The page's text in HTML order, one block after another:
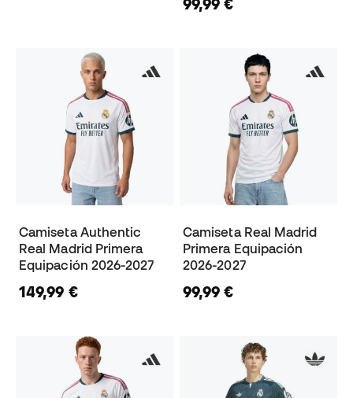
99,99 €
Camiseta Authentic
Real Madrid Primera
Equipación 2026-2027
149,99 €
Camiseta Real Madrid
Primera Equipación
2026-2027
99,99 €